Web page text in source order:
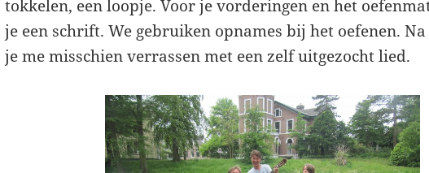
tokkelen, een loopje. Voor je vorderingen en het
je een schrift. We gebruiken opnames bij het oefenen.
je me misschien verrassen met een zelf uitgezocht lied.